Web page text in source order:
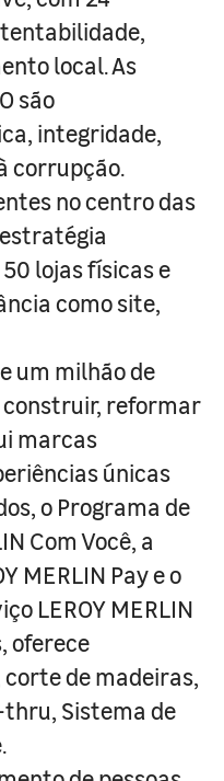
local. As
são
integridade,
corrupção.
no centro das
lojas físicas e
como site,
um milhão de
construir, reformar
marcas
únicas
o Programa de
Com Você, a
MERLIN Pay e o
LEROY MERLIN
oferece
de madeiras,
Sistema de